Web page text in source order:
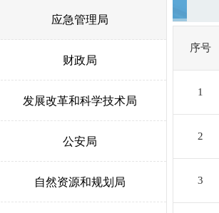
应急管理局
财政局
发展改革和科学技术局
公安局
自然资源和规划局
序号
1
2
3